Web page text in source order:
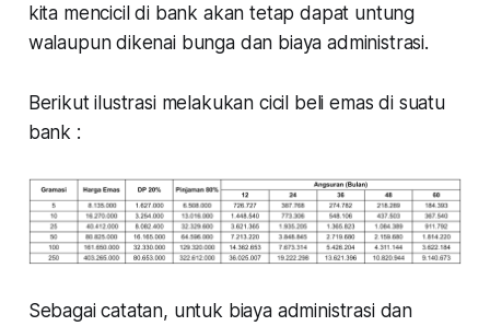
kita mencicil di bank akan tetap dapat untung
walaupun dikenai bunga dan biaya administrasi.
Berikut ilustrasi melakukan cicil beli emas di suatu
bank :
Sebagai catatan, untuk biaya administrasi dan